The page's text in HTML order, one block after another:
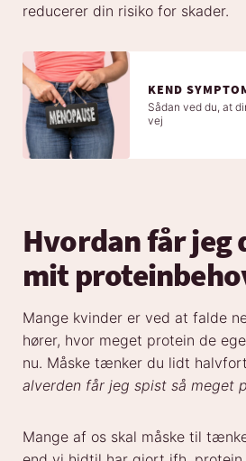
reducerer din risiko for skader.
KEND
Sådan ved du, at
vej
Hvordan får
mit
Mange kvinder er ved at falde
hører, hvor meget protein de
nu. Måske tænker du lidt
alverden får jeg spist så meget
Mange af os skal måske til